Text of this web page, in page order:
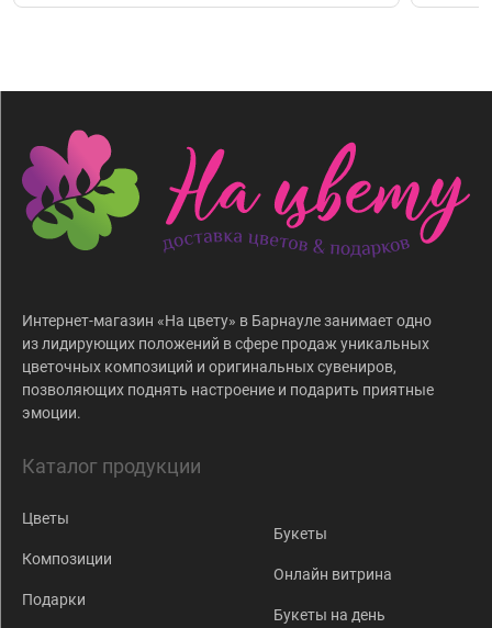
Интернет-магазин «На цвету» в Барнауле занимает одно
из лидирующих положений в сфере продаж уникальных
цветочных композиций и оригинальных сувениров,
позволяющих поднять настроение и подарить приятные
эмоции.
Каталог продукции
Цветы
Композиции
Подарки
Букеты
Онлайн витрина
Букеты на день